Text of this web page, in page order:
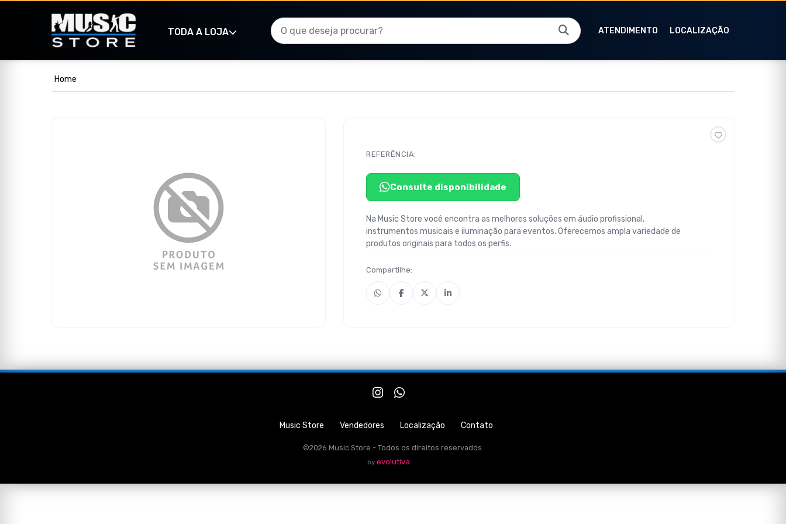
TODA A LOJA ATENDIMENTO LOCALIZAÇÃO
Home
REFERÊNCIA:
Consulte disponibilidade
Na Music Store você encontra as melhores soluções em áudio profissional,
instrumentos musicais e iluminação para eventos. Oferecemos ampla variedade de
produtos originais para todos os perfis.
Compartilhe:
Music Store Vendedores Localização Contato
©2026 Music Store - Todos os direitos reservados.
by evolutiva